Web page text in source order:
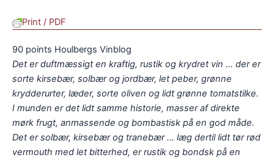
Print / PDF
90 points Houlbergs Vinblog
Det er duftmæssigt en kraftig, rustik og krydret vin ... der er
sorte kirsebær, solbær og jordbær, let peber, grønne
krydderurter, læder, sorte oliven og lidt grønne tomatstilke.
I munden er det lidt samme historie, masser af direkte
mørk frugt, anmassende og bombastisk på en god måde.
Det er solbær, kirsebær og tranebær ... læg dertil lidt tør rød
vermouth med let bitterhed, er rustik og bondsk på en